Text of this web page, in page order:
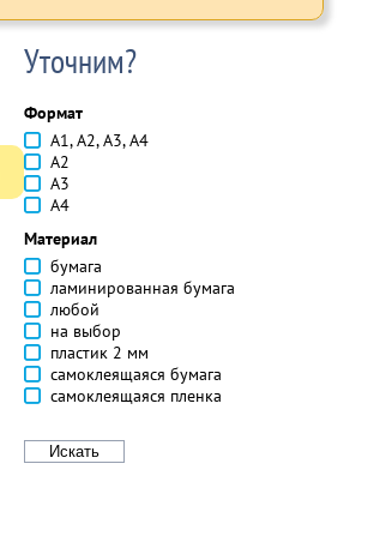
Уточним?
Формат
А1, А2, А3, А4
А2
А3
А4
Материал
бумага
ламинированная бумага
любой
на выбор
пластик 2 мм
самоклеящаяся бумага
самоклеящаяся пленка